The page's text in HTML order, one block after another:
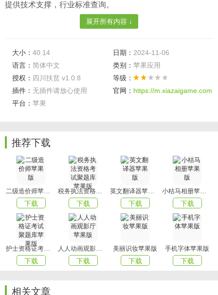
提供技术支撑，行业标准查询。
1、提高工作人员的做事效率，更快的实施政策;
2、公民可以在平台上随时发表自己的意见，随时互动;
3、随时帮助情况困难的同志，更加的使用帮扶服务;
4、为用户带来更加方便的信息查询服务;
软件亮点
1、官方扶贫，精准扶贫，政策直行；
2、电商扶贫，品味故乡，助力脱贫；
3、优质商品，农人直销，产地直发。
以上就是xiazai小编今天为大家带来的四川扶贫的内容介绍
了，想要下载更多APP就来
mmxiazai吧!
展开所有内容 ↓
大小： 40.14 日期： 2024-11-06
语言： 简体中文 类别： 苹果应用
授权： 四川扶贫 v1.0.8
等级：
插件： 无插件请放心使用 官网： https://m.xiazaigame.com
平台： 苹果
推荐下载
二级造价师苹果版
下载
税务执法资格考试聚题库苹果版
下载
英文翻译器苹果版
下载
小桔马相册苹果版
下载
护士资格证考试聚题库苹果版
下载
人人动画观影厅苹果版
下载
美丽识妆苹果版
下载
手机字体苹果版
下载
相关文章